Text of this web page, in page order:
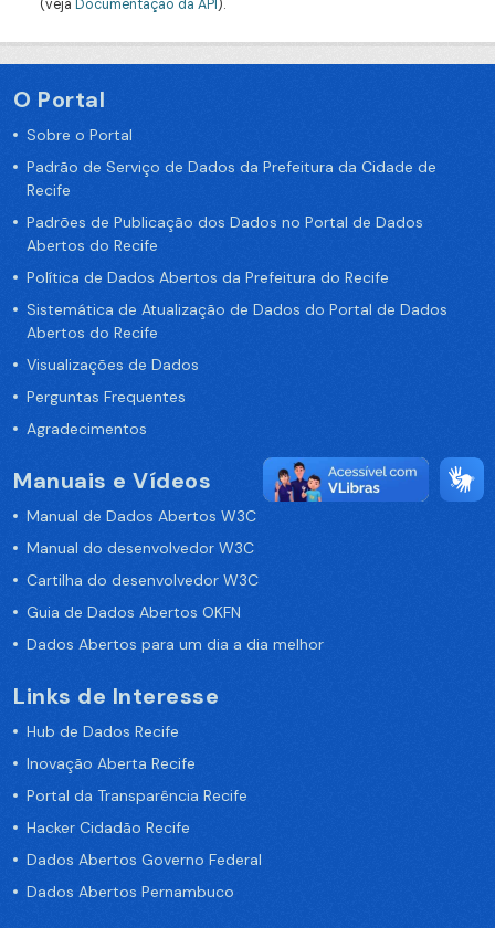
(veja Documentação da API).
O Portal
Sobre o Portal
Padrão de Serviço de Dados da Prefeitura da Cidade de
Recife
Padrões de Publicação dos Dados no Portal de Dados
Abertos do Recife
Política de Dados Abertos da Prefeitura do Recife
Sistemática de Atualização de Dados do Portal de Dados
Abertos do Recife
Visualizações de Dados
Perguntas Frequentes
Agradecimentos
Manuais e Vídeos
Manual de Dados Abertos W3C
Manual do desenvolvedor W3C
Cartilha do desenvolvedor W3C
Guia de Dados Abertos OKFN
Dados Abertos para um dia a dia melhor
Links de Interesse
Hub de Dados Recife
Inovação Aberta Recife
Portal da Transparência Recife
Hacker Cidadão Recife
Dados Abertos Governo Federal
Dados Abertos Pernambuco